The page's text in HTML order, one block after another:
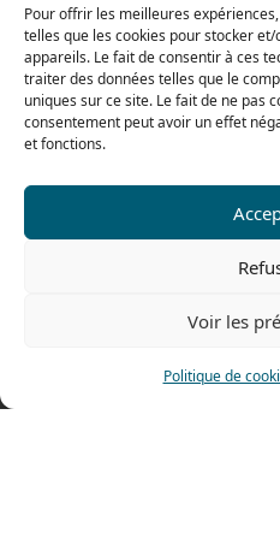
Pour offrir les meilleures
telles que les cookies pour stocker
appareils. Le fait de consentir à ces
traiter des données telles que le
uniques sur ce site. Le fait de ne pas
consentement peut avoir un effet
et fonctions.
Voir les
Politique de
From 8h to 12h30 and from
Our range for
Tel: 0033 474 62 81 44
478 rue Alexandre Richetta